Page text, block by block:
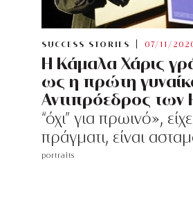
SUCCESS STORIES 07/11/
Η Κάμαλα Χάρις
ως η πρώτη
Αντιπρόεδρος των
“όχι” για πρωινό»,
πράγματι, είναι
portraits